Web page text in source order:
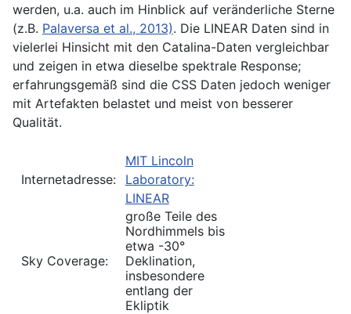
werden, u.a. auch im Hinblick auf veränderliche Sterne
(z.B. Palaversa et al., 2013). Die LINEAR Daten sind in
vielerlei Hinsicht mit den Catalina-Daten vergleichbar
und zeigen in etwa dieselbe spektrale Response;
erfahrungsgemäß sind die CSS Daten jedoch weniger
mit Artefakten belastet und meist von besserer
Qualität.
Internetadresse:
MIT Lincoln
Laboratory:
LINEAR
Sky Coverage:
große Teile des
Nordhimmels bis
etwa -30°
Deklination,
insbesondere
entlang der
Ekliptik